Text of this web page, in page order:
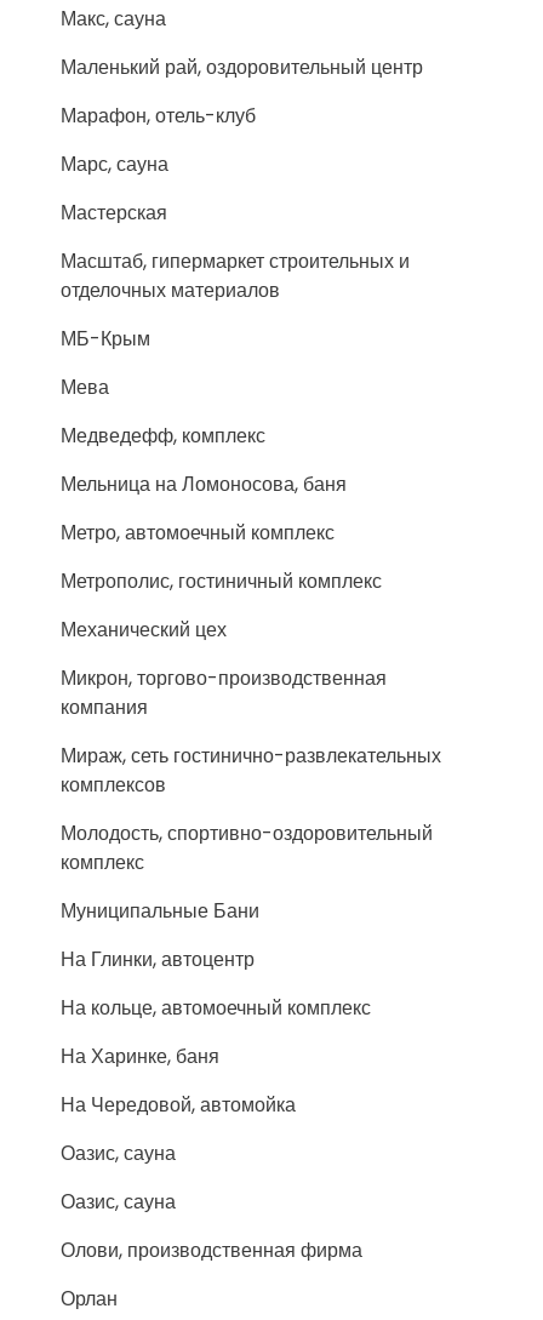
Макс, сауна
Маленький рай, оздоровительный центр
Марафон, отель-клуб
Марс, сауна
Мастерская
Масштаб, гипермаркет строительных и
отделочных материалов
МБ-Крым
Мева
Медведефф, комплекс
Мельница на Ломоносова, баня
Метро, автомоечный комплекс
Метрополис, гостиничный комплекс
Механический цех
Микрон, торгово-производственная
компания
Мираж, сеть гостинично-развлекательных
комплексов
Молодость, спортивно-оздоровительный
комплекс
Муниципальные Бани
На Глинки, автоцентр
На кольце, автомоечный комплекс
На Харинке, баня
На Чередовой, автомойка
Оазис, сауна
Оазис, сауна
Олови, производственная фирма
Орлан